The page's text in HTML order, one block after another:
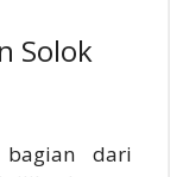
Solok
dari